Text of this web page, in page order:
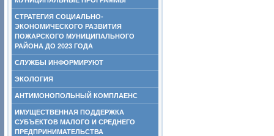
СТРАТЕГИЯ СОЦИАЛЬНО-
ЭКОНОМИЧЕСКОГО РАЗВИТИЯ
ПОЖАРСКОГО МУНИЦИПАЛЬНОГО
РАЙОНА ДО 2023 ГОДА
СЛУЖБЫ ИНФОРМИРУЮТ
ЭКОЛОГИЯ
АНТИМОНОПОЛЬНЫЙ КОМПЛАЕНС
ИМУЩЕСТВЕННАЯ ПОДДЕРЖКА
СУБЪЕКТОВ МАЛОГО И СРЕДНЕГО
ПРЕДПРИНИМАТЕЛЬСТВА